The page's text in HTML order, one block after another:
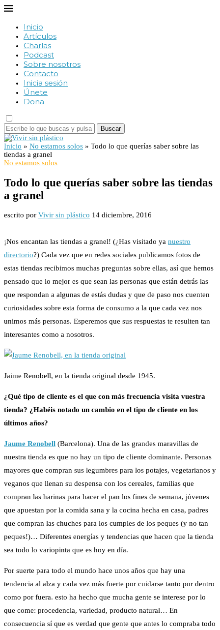
Inicio
Artículos
Charlas
Podcast
Sobre nosotros
Contacto
Inicia sesión
Únete
Dona
Buscar
Inicio » No estamos solos » Todo lo que querías saber sobre las
tiendas a granel
No estamos solos
Todo lo que querías saber sobre las tiendas
a granel
escrito por Vivir sin plástico 14 diciembre, 2016
¡Nos encantan las tiendas a granel! (¿Has visitado ya nuestro
directorio?) Cada vez que en redes sociales publicamos fotos de
estas tiendas recibimos muchas preguntas sobre ellas, así que hemos
pensado que lo mejor es que sean las personas que están detrás las
que respondan a algunas de estás dudas y que de paso nos cuenten
curiosidades sobre esta forma de consumo a la que cada vez nos
unimos más personas. Esperemos que sus respuestas te resulten tan
interesantes como a nosotros.
Jaime Renobell, en la tienda original desde 1945.
¿Qué tipo de cliente es el que con más frecuencia visita vuestra
tienda? ¿Habéis notado un cambio en el tipo de cliente en los
últimos años?
Jaume Renobell (Barcelona). Una de las grandes maravillas de
nuestra tienda es que no hay un tipo de cliente dominante. Personas
mayores que compran sus legumbres para los potajes, vegetarianos y
veganos que llenan su despensa con los cereales, familias que
compran las harinas para hacer el pan los fines de semana, jóvenes
que apuestan por la comida sana y la cocina hecha en casa, padres
que compran las chuches para los cumples de los peques (y no tan
peques!)… Diferentes energías y tendencias que hacen que la tienda
sea todo lo variopinta que es hoy en día.
Por suerte para todo el mundo hace unos años que hay una
tendencia al alza y cada vez más fuerte por cuidarse tanto por dentro
como por fuera. esto ha hecho que mucha gente se interese por lo
que come: procedencia, variedad, producto natural… En
consecuencia sí que es verdad que gente que antes lo compraba todo